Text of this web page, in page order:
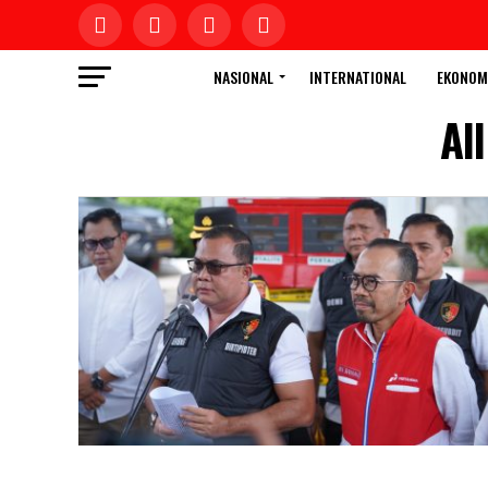
NASIONAL INTERNATIONAL